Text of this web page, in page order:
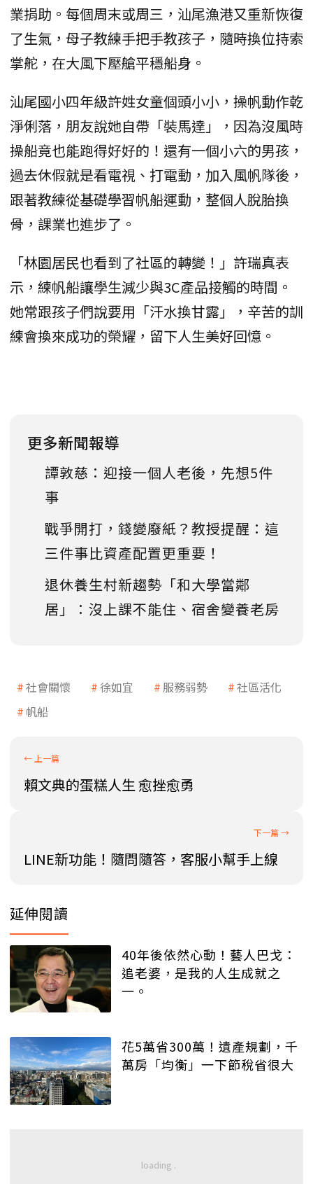
業捐助。每個周末或周三，汕尾漁港又重新恢復
了生氣，母子教練手把手教孩子，隨時換位持索
掌舵，在大風下壓艙平穩船身。
汕尾國小四年級許姓女童個頭小小，操帆動作乾
淨俐落，朋友說她自帶「裝馬達」，因為沒風時
操船竟也能跑得好好的！還有一個小六的男孩，
過去休假就是看電視、打電動，加入風帆隊後，
跟著教練從基礎學習帆船運動，整個人脫胎換
骨，課業也進步了。
「林園居民也看到了社區的轉變！」許瑞真表
示，練帆船讓學生減少與3C產品接觸的時間。
她常跟孩子們說要用「汗水換甘露」，辛苦的訓
練會換來成功的榮耀，留下人生美好回憶。
更多新聞報導
譚敦慈：迎接一個人老後，先想5件
事
戰爭開打，錢變廢紙？教授提醒：這
三件事比資產配置更重要！
退休養生村新趨勢「和大學當鄰
居」：沒上課不能住、宿舍變養老房
社會關懷 徐如宜 服務弱勢
社區活化
帆船
賴文典的蛋糕人生 愈挫愈勇
LINE新功能！隨問隨答，客服小幫手上線
延伸閱讀
40年後依然心動！藝人巴戈：
追老婆，是我的人生成就之
一。
花5萬省300萬！遺產規劃，千
萬房「均衡」一下節稅省很大